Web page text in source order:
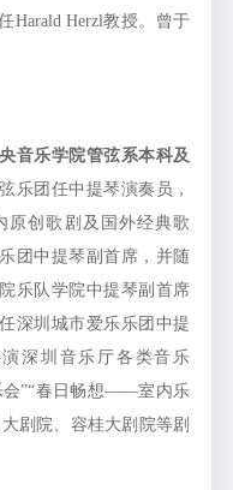
Harald Herzl教授。曾于
音乐学院管弦系本科及
乐团任中提琴演奏员，
原创歌剧及国外经典歌
团中提琴副首席，并随
乐队学院中提琴副首席
深圳城市爱乐乐团中提
深圳音乐厅各类音乐
”“春日畅想——室内乐
剧院、容桂大剧院等剧